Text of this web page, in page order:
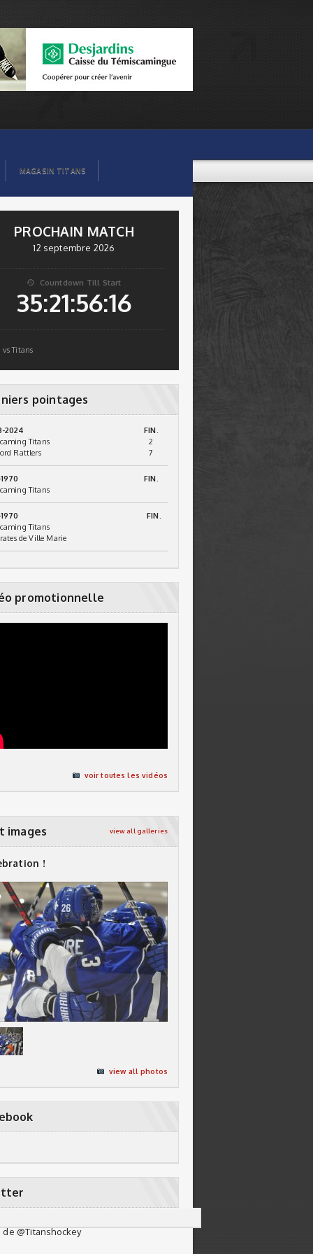
MAGASIN TITANS
PROCHAIN MATCH
12 septembre 2026
 Countdown Till Start
35:21:56:15
vs Titans
pointages
2024
FIN.
Titans
2
Rattlers
7
FIN.
Titans
FIN.
Titans
de Ville Marie
promotionnelle
voir toutes les vidéos
images view all galleries
!
view all photos
de @Titanshockey